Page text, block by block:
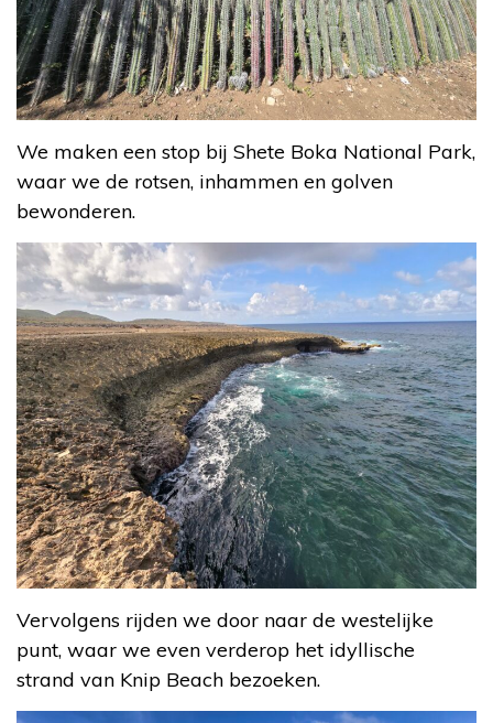
We maken een stop bij Shete Boka National Park,
waar we de rotsen, inhammen en golven
bewonderen.
Vervolgens rijden we door naar de westelijke
punt, waar we even verderop het idyllische
strand van Knip Beach bezoeken.